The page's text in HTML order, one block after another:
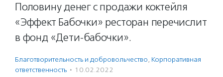
Половину денег с продажи коктейля
«Эффект Бабочки» ресторан перечислит
в фонд «Дети-бабочки».
Благотвори­тель­ность и доброволь­чест­во, Корпоративная
ответственность · 10.02.2022